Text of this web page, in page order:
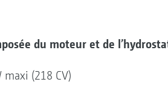
du moteur et de
(218 CV)